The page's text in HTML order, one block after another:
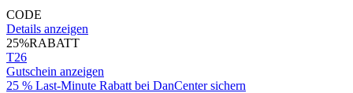
CODE
Details anzeigen
25%RABATT
T26
Gutschein anzeigen
25 % Last-Minute Rabatt bei DanCenter sichern